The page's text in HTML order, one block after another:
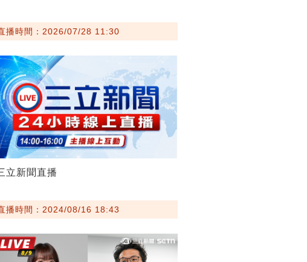
播時間：2026/07/28 11:30
立新聞直播
播時間：2024/08/16 18:43